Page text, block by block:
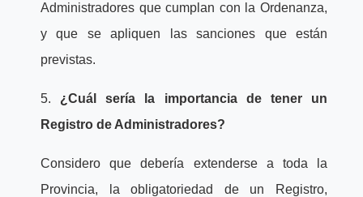
Administradores que cumplan con la Ordenanza,
y que se apliquen las sanciones que están
previstas.
5. ¿Cuál sería la importancia de tener un
Registro de Administradores?
Considero que debería extenderse a toda la
Provincia, la obligatoriedad de un Registro,